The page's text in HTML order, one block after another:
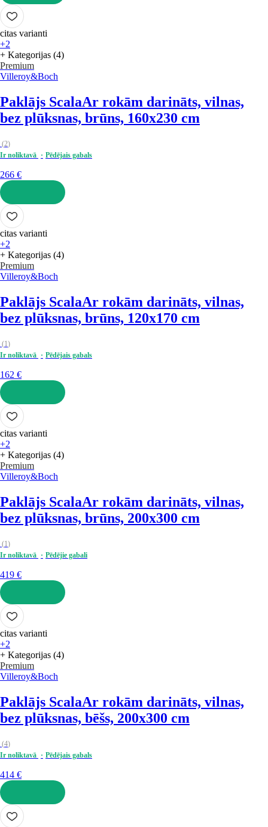
LIKT GROZĀ
citas varianti
+2
+ Kategorijas (4)
Premium
Villeroy&Boch
Paklājs ScalaAr rokām darināts, vilnas,
bez plūksnas, brūns, 160x230 cm
(2)
Ir noliktavā
Pēdējais gabals
266 €
LIKT GROZĀ
citas varianti
+2
+ Kategorijas (4)
Premium
Villeroy&Boch
Paklājs ScalaAr rokām darināts, vilnas,
bez plūksnas, brūns, 120x170 cm
(1)
Ir noliktavā
Pēdējais gabals
162 €
LIKT GROZĀ
citas varianti
+2
+ Kategorijas (4)
Premium
Villeroy&Boch
Paklājs ScalaAr rokām darināts, vilnas,
bez plūksnas, brūns, 200x300 cm
(1)
Ir noliktavā
Pēdējie gabali
419 €
LIKT GROZĀ
citas varianti
+2
+ Kategorijas (4)
Premium
Villeroy&Boch
Paklājs ScalaAr rokām darināts, vilnas,
bez plūksnas, bēšs, 200x300 cm
(4)
Ir noliktavā
Pēdējais gabals
414 €
LIKT GROZĀ